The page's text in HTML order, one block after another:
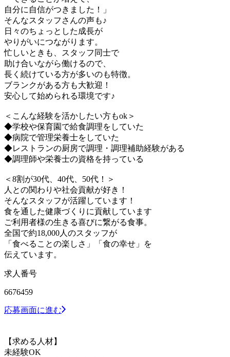
自分に自信がつきました！」
そんなスタッフさんの声も♪
日々のちょっとした成長が
やりがいにつながります。
忙しいときも、スタッフ同士で
助け合いながら働けるので、
長く続けている方が多いのも特徴。
ブランクがある方も大歓迎！
安心して始められる環境です♪
＜こんな経験を活かしたい方もok＞
◆学校や保育園で給食調理をしていた
◆病院で管理栄養士をしていた
◆レストランの厨房で調理・調理補助経験がある
◆調理師や栄養士の資格を持っている
＜8割が30代、40代、50代！＞
人との関わりや社会貢献が好き！
そんなスタッフが活躍しています！
食を通した健康づくりに貢献しています
ご利用者様の生きる喜びに繋がる食事。
全国で約18,000人のスタッフが
「食べることの楽しさ」「食の幸せ」を
伝えています。
求人番号
6676459
応募画面に進む
【求める人材】
未経験OK